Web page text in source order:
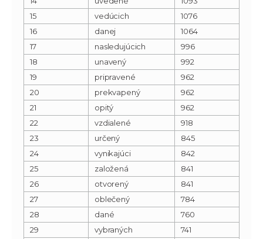
15
vedúcich
1076
16
danej
1064
17
nasledujúcich
996
18
unavený
992
19
pripravené
962
20
prekvapený
962
21
opitý
962
22
vzdialené
918
23
určený
845
24
vynikajúci
842
25
založená
841
26
otvorený
841
27
oblečený
784
28
dané
760
29
vybraných
741